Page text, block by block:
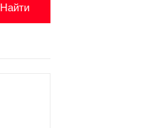
Найти